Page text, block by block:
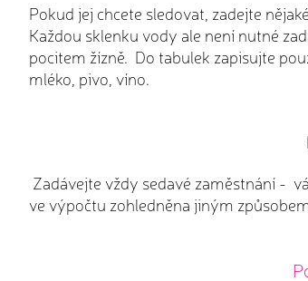
Pokud jej chcete sledovat, zadejte
Každou sklenku vody ale není nutné
pocitem žízně. Do tabulek zapisujte
mléko, pivo, víno.
Zadávejte vždy sedavé zaměstnání -
ve výpočtu zohledněna jiným